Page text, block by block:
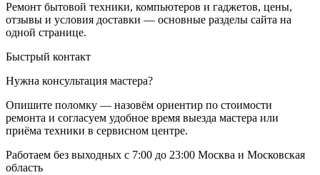
Ремонт бытовой техники, компьютеров и гаджетов, цены,
отзывы и условия доставки — основные разделы сайта на
одной странице.
Быстрый контакт
Нужна консультация мастера?
Опишите поломку — назовём ориентир по стоимости
ремонта и согласуем удобное время выезда мастера или
приёма техники в сервисном центре.
Работаем без выходных с 7:00 до 23:00 Москва и Московская
область